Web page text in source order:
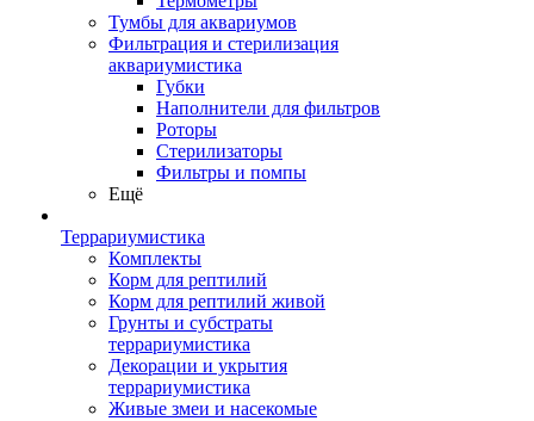
Тумбы для аквариумов
Фильтрация и стерилизация
аквариумистика
Губки
Наполнители для фильтров
Роторы
Стерилизаторы
Фильтры и помпы
Ещё
Террариумистика
Комплекты
Корм для рептилий
Корм для рептилий живой
Грунты и субстраты
террариумистика
Декорации и укрытия
террариумистика
Живые змеи и насекомые